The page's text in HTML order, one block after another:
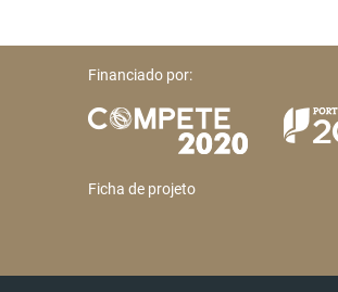
Financiado por:
Ficha de projeto